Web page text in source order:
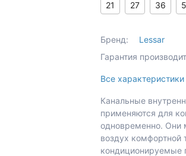
21 27 36
Бренд:
Lessar
Гарантия
Все характеристики
Канальные
применяются для
одновременно. Они
воздух комфортной
кондиционируемые